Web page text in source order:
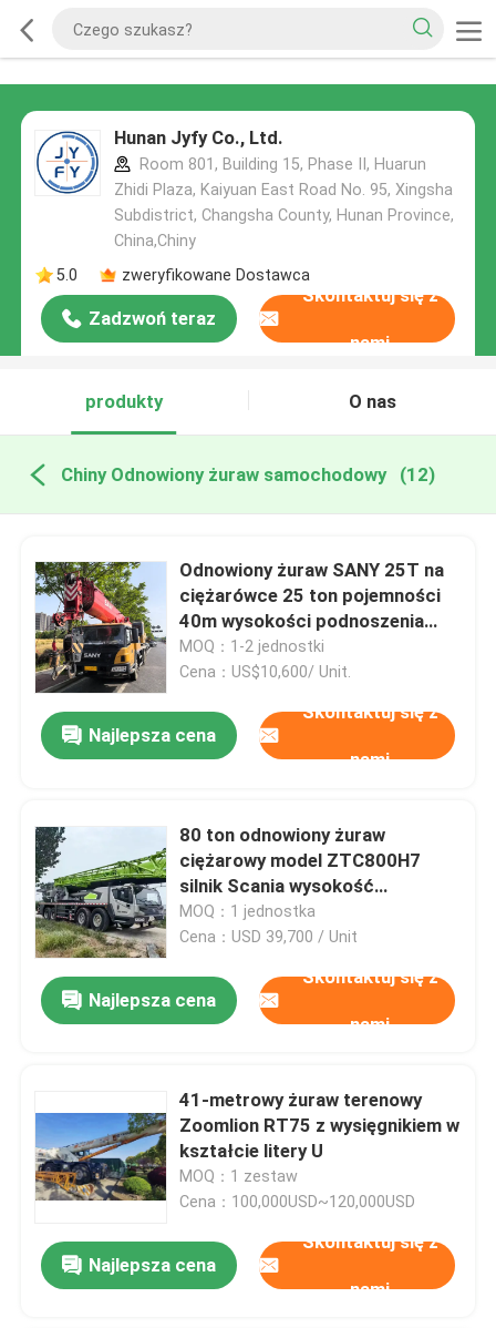
Hunan Jyfy Co., Ltd.
Room 801, Building 15, Phase II, Huarun
Zhidi Plaza, Kaiyuan East Road No. 95, Xingsha
Subdistrict, Changsha County, Hunan Province,
China,Chiny
5.0
zweryfikowane Dostawca
Zadzwoń teraz
Skontaktuj się z
nami
produkty O nas
Chiny Odnowiony żuraw samochodowy (12)
Odnowiony żuraw SANY 25T na
ciężarówce 25 ton pojemności
40m wysokości podnoszenia
Model Q225503
MOQ：1-2 jednostki
Cena：US$10,600/ Unit.
Najlepsza cena
Skontaktuj się z
nami
80 ton odnowiony żuraw
ciężarowy model ZTC800H7
silnik Scania wysokość
podnoszenia 50 m 0-2000h
MOQ：1 jednostka
Cena：USD 39,700 / Unit
Najlepsza cena
Skontaktuj się z
nami
41-metrowy żuraw terenowy
Zoomlion RT75 z wysięgnikiem w
kształcie litery U
MOQ：1 zestaw
Cena：100,000USD~120,000USD
Najlepsza cena
Skontaktuj się z
nami